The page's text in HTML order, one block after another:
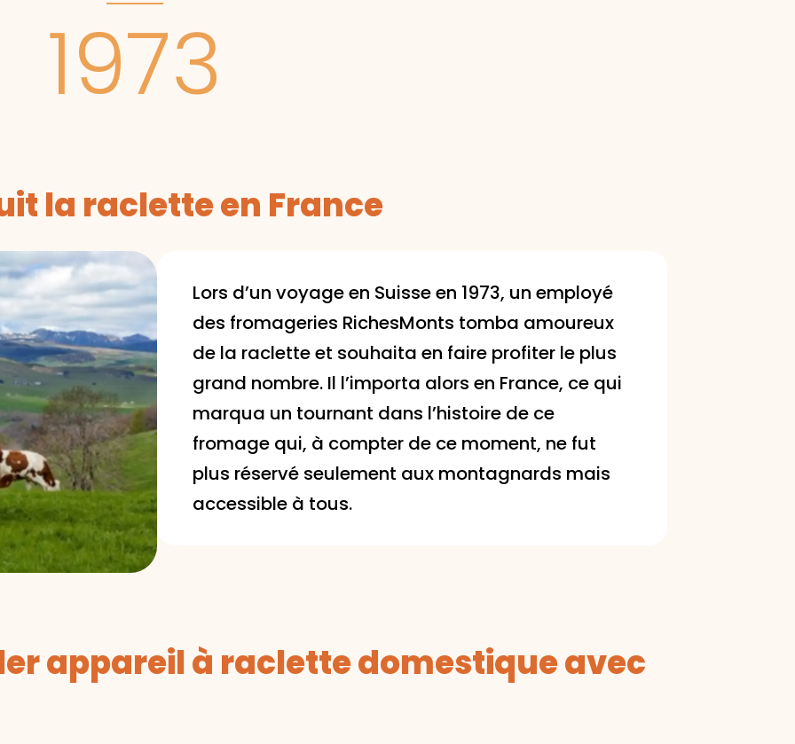
1973
la raclette en France
Lors d’un voyage en Suisse en 1973, un employé
des fromageries RichesMonts tomba amoureux
de la raclette et souhaita en faire profiter le plus
grand nombre. Il l’importa alors en France, ce qui
marqua un tournant dans l’histoire de ce
fromage qui, à compter de ce moment, ne fut
plus réservé seulement aux montagnards mais
accessible à tous.
appareil à raclette domestique avec